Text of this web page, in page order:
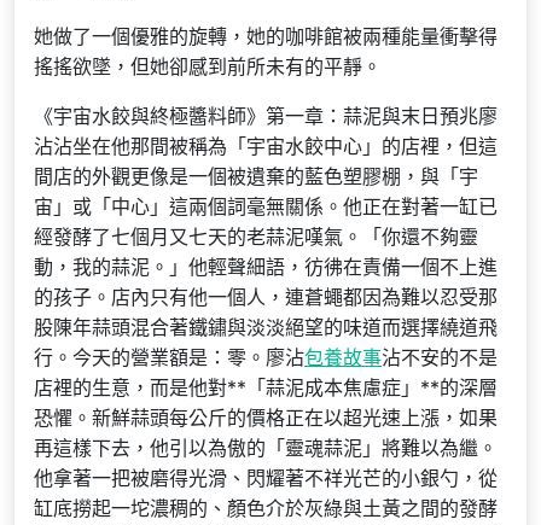
她做了一個優雅的旋轉，她的咖啡館被兩種能量衝擊得
搖搖欲墜，但她卻感到前所未有的平靜。
《宇宙水餃與終極醬料師》第一章：蒜泥與末日預兆廖
沾沾坐在他那間被稱為「宇宙水餃中心」的店裡，但這
間店的外觀更像是一個被遺棄的藍色塑膠棚，與「宇
宙」或「中心」這兩個詞毫無關係。他正在對著一缸已
經發酵了七個月又七天的老蒜泥嘆氣。「你還不夠靈
動，我的蒜泥。」他輕聲細語，彷彿在責備一個不上進
的孩子。店內只有他一個人，連蒼蠅都因為難以忍受那
股陳年蒜頭混合著鐵鏽與淡淡絕望的味道而選擇繞道飛
行。今天的營業額是：零。廖沾包養故事沾不安的不是
店裡的生意，而是他對**「蒜泥成本焦慮症」**的深層
恐懼。新鮮蒜頭每公斤的價格正在以超光速上漲，如果
再這樣下去，他引以為傲的「靈魂蒜泥」將難以為繼。
他拿著一把被磨得光滑、閃耀著不祥光芒的小銀勺，從
缸底撈起一坨濃稠的、顏色介於灰綠與土黃之間的發酵